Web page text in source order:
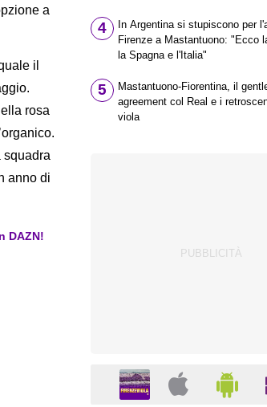
a
il
rosa
squadra
anno di
DAZN!
4
In Argentina si stupiscono per
Firenze a Mastantuono: "Ecco
la Spagna e l'Italia"
5
Mastantuono-Fiorentina, il
agreement col Real e i
viola